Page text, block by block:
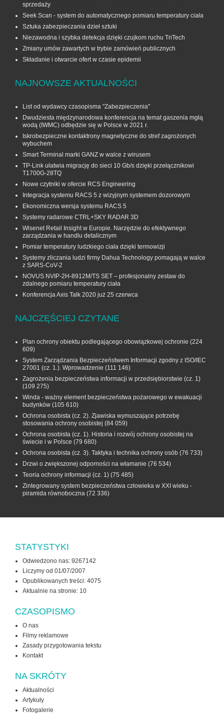
sprzedaży
Seek Scan - system do automatycznego pomiaru temperatury ciała
Sztuka zabezpieczania dzieł sztuki
Niezawodna i szybka detekcja dzięki czujkom ruchu TriTech
Zmiany umów zawartych w trybie zamówień publicznych
Składanie i otwarcie ofert w czasie epidemii
NAJNOWSZE AKTUALNOŚCI
List od wydawcy czasopisma "Zabezpieczenia"
Dwudziesta międzynarodowa konferencja na temat gaszenia mgłą
wodą (IWMC) odbędzie się w Polsce w 2021 r.
Iskrobezpieczne kontaktrony magnetyczne do stref zagrożonych
wybuchem
Smart Terminal marki GANZ w walce z wirusem
TP-Link ułatwia migrację do sieci 10 Gb/s dzięki przełącznikowi
T1700G‑28TQ
Nowe czytniki w ofercie RCS Engineering
Integracja systemu RACS 5 z wizyjnym systemem dozorowym
Ekonomiczna wersja systemu RACS 5
Systemy radarowe CTRL+SKY RADAR 3D
Wisenet Retail Insight w Europie. Narzędzie do efektywnego
zarządzania w handlu detalicznym
Pomiar temperatury ludzkiego ciała dzięki termowizji
Systemy zliczania ludzi firmy Dahua Technology pomagają w walce
z SARS-CoV-2
NOVUS NVIP-2H-8912M/TS SET – profesjonalny zestaw do
zdalnego pomiaru temperatury ciała
Konferencja Axis Talk 2020 już 25 czerwca
NAJCZĘŚCIEJ CZYTANE
Plan ochrony obiektu podlegającego obowiązkowej ochronie (224
609)
System Zarządzania Bezpieczeństwem Informacji zgodny z ISO/IEC
27001 (cz. 1.). Wprowadzenie (111 146)
Zagrożenia bezpieczeństwa informacji w przedsiębiorstwie (cz. 1)
(109 275)
Winda - ważny element bezpieczeństwa pożarowego w ewakuacji
budynków (105 610)
Ochrona osobista (cz. 2). Zjawiska wymuszające potrzebę
stosowania ochrony osobistej (84 059)
Ochrona osobista (cz. 1). Historia i rozwój ochrony osobistej na
świecie i w Polsce (79 680)
Ochrona osobista (cz. 3). Taktyka i technika ochrony osób (76 733)
Drzwi o zwiększonej odporności na włamanie (76 534)
Teoria ochrony informacji (cz. 1) (75 485)
Zintegrowany system bezpieczeństwa człowieka w XXI wieku -
piramida równoboczna (72 336)
STATYSTYKI
Odwiedzono nas: 9267142
Liczymy od 01/07/2007
Opublikowanych treści: 4075
Aktualnie na stronie: 10
CZASOPISMO
O nas
Filmy reklamowe
Zasady przygotowania tekstu
Kontakt
NA SKRÓTY
Aktualności
Artykuły
Fotogalerie